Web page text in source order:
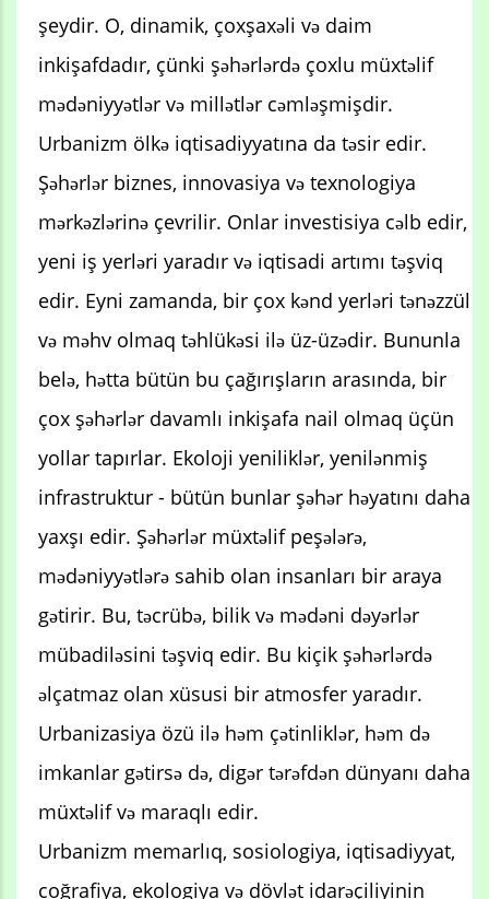
şeydir. O, dinamik, çoxşaxəli və daim
inkişafdadır, çünki şəhərlərdə çoxlu müxtəlif
mədəniyyətlər və millətlər cəmləşmişdir.
Urbanizm ölkə iqtisadiyyatına da təsir edir.
Şəhərlər biznes, innovasiya və texnologiya
mərkəzlərinə çevrilir. Onlar investisiya cəlb edir,
yeni iş yerləri yaradır və iqtisadi artımı təşviq
edir. Eyni zamanda, bir çox kənd yerləri tənəzzül
və məhv olmaq təhlükəsi ilə üz-üzədir. Bununla
belə, hətta bütün bu çağırışların arasında, bir
çox şəhərlər davamlı inkişafa nail olmaq üçün
yollar tapırlar. Ekoloji yeniliklər, yenilənmiş
infrastruktur - bütün bunlar şəhər həyatını daha
yaxşı edir. Şəhərlər müxtəlif peşələrə,
mədəniyyətlərə sahib olan insanları bir araya
gətirir. Bu, təcrübə, bilik və mədəni dəyərlər
mübadiləsini təşviq edir. Bu kiçik şəhərlərdə
əlçatmaz olan xüsusi bir atmosfer yaradır.
Urbanizasiya özü ilə həm çətinliklər, həm də
imkanlar gətirsə də, digər tərəfdən dünyanı daha
müxtəlif və maraqlı edir.
Urbanizm memarlıq, sosiologiya, iqtisadiyyat,
coğrafiya, ekologiya və dövlət idarəçiliyinin